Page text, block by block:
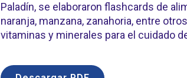
Paladín, se elaboraron flashcards de
naranja, manzana, zanahoria, entre
vitaminas y minerales para el cuidado